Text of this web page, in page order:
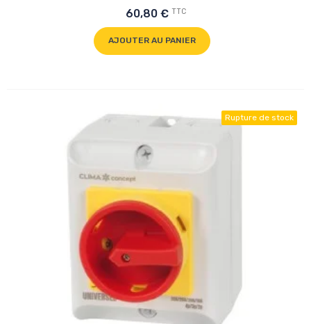
60,80 € TTC
AJOUTER AU PANIER
Rupture de stock